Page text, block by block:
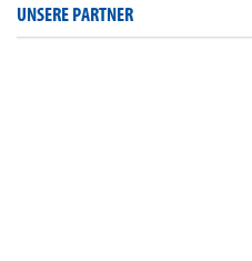
UNSERE PARTNER